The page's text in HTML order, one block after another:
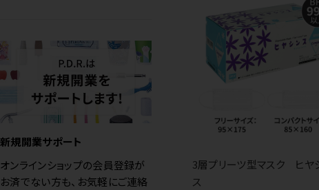
新規開業サポート
オンラインショップの会員登録が
お済でない方も、お気軽にご連絡
3層プリーツ型マスク ヒヤ
ス